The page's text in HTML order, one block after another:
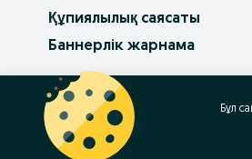
Құпиялылық саясаты
Баннерлік жарнама
OLX.bg
Бұл